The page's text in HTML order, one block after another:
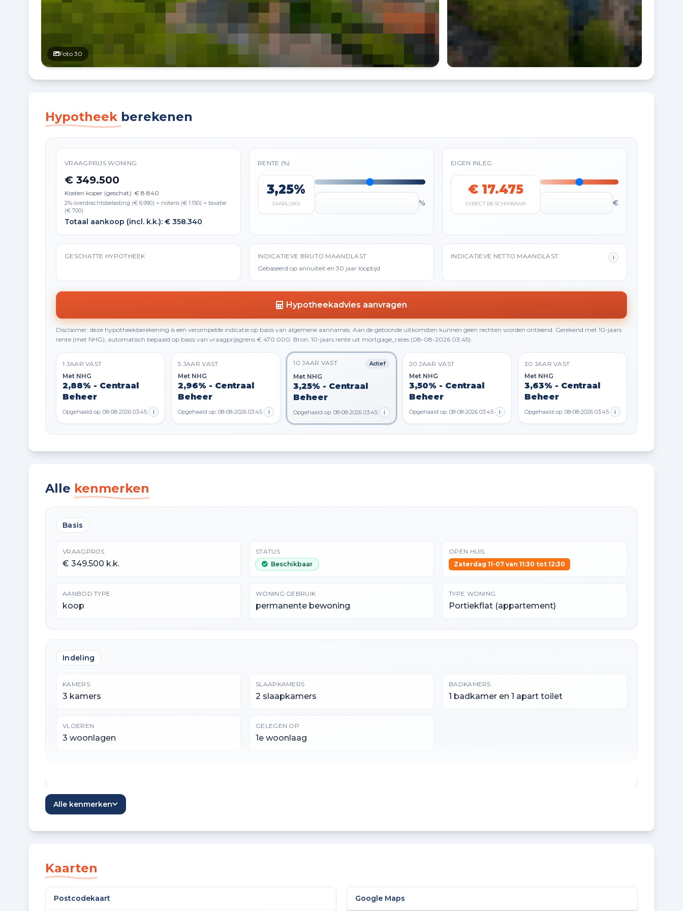
Foto 30
Hypotheek berekenen
VRAAGPRIJS WONING
€ 349.500
Kosten koper (geschat): € 8.840
2% overdrachtsbelasting (€ 6.990) + notaris (€ 1.150) + taxatie
(€ 700)
Totaal aankoop (incl. k.k.): € 358.340
RENTE (%)
3,25%
JAARLIJKS %
EIGEN INLEG
€ 17.475
DIRECT BESCHIKBAAR €
GESCHATTE HYPOTHEEK
INDICATIEVE BRUTO MAANDLAST
Gebaseerd op annuïteit en 30 jaar looptijd
INDICATIEVE NETTO MAANDLAST i
Hypotheekadvies aanvragen
Disclaimer: deze hypotheekberekening is een versimpelde indicatie op basis van algemene aannames. Aan de getoonde uitkomsten kunnen geen rechten worden ontleend. Gerekend met 10-jaars
rente (met NHG), automatisch bepaald op basis van vraagprijsgrens € 470.000. Bron: 10-jaars rente uit mortgage_rates (08-08-2026 03:45).
1 JAAR VAST
Met NHG
2,88% - Centraal
Beheer
Opgehaald op: 08-08-2026 03:45 i
5 JAAR VAST
Met NHG
2,96% - Centraal
Beheer
Opgehaald op: 08-08-2026 03:45 i
10 JAAR VAST Actief
Met NHG
3,25% - Centraal
Beheer
Opgehaald op: 08-08-2026 03:45 i
20 JAAR VAST
Met NHG
3,50% - Centraal
Beheer
Opgehaald op: 08-08-2026 03:45 i
30 JAAR VAST
Met NHG
3,63% - Centraal
Beheer
Opgehaald op: 08-08-2026 03:45 i
Alle kenmerken
Basis
VRAAGPRIJS
€ 349.500 k.k.
STATUS
Beschikbaar
OPEN HUIS
Zaterdag 11-07 van 11:30 tot 12:30
AANBOD TYPE
koop
WONING GEBRUIK
permanente bewoning
TYPE WONING
Portiekflat (appartement)
Indeling
KAMERS
3 kamers
SLAAPKAMERS
2 slaapkamers
BADKAMERS
1 badkamer en 1 apart toilet
VLOEREN
3 woonlagen
GELEGEN OP
1e woonlaag
WOONOPPERVLAKTE
8 m²
Alle kenmerken
Kaarten
Postcodekaart Google Maps